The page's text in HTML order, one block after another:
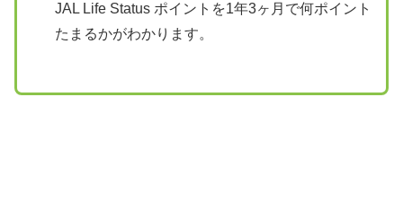
JAL Life Status ポイントを1年3ヶ月で何ポイント
たまるかがわかります。